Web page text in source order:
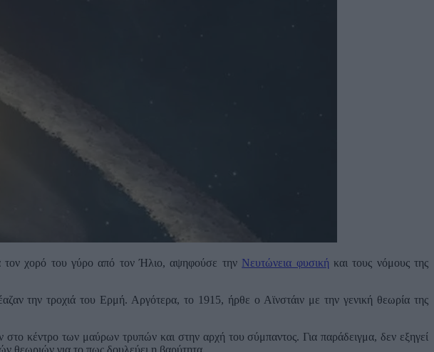
χορό του γύρο από τον Ήλιο, αψηφούσε την Νευτώνεια φυσική και τους νόμους της
την τροχιά του Ερμή. Αργότερα, το 1915, ήρθε ο Αϊνστάιν με την γενική θεωρία της
κέντρο των μαύρων τρυπών και στην αρχή του σύμπαντος. Για παράδειγμα, δεν εξηγεί